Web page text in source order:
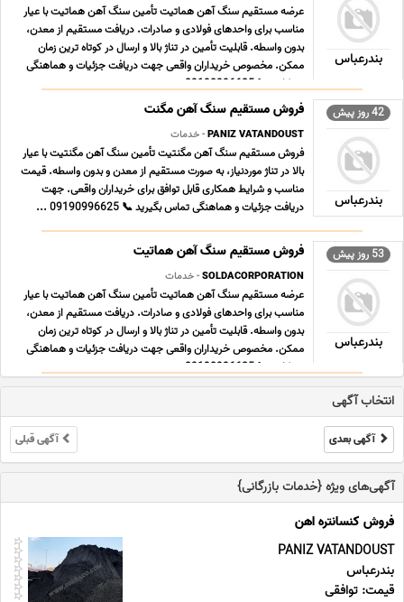
بندرعباس
عرضه مستقیم سنگ آهن هماتیت تأمین سنگ آهن هماتیت با عیار
مناسب برای واحدهای فولادی و صادرات. دریافت مستقیم از معدن،
بدون واسطه. قابلیت تأمین در تناژ بالا و ارسال در کوتاه ترین زمان
ممکن. مخصوص خریداران واقعی جهت دریافت جزئیات و هماهنگی
همکاری 📞 09190996625 ...
42 روز پیش
بندرعباس
فروش مستقیم سنگ آهن مگنت
PANIZ VATANDOUST- خدمات
فروش مستقیم سنگ آهن مگنتیت تأمین سنگ آهن مگنتیت با عیار
بالا در تناژ موردنیاز، به صورت مستقیم از معدن و بدون واسطه. قیمت
مناسب و شرایط همکاری قابل توافق برای خریداران واقعی. جهت
دریافت جزئیات و هماهنگی تماس بگیرید 📞 09190996625 ...
53 روز پیش
بندرعباس
فروش مستقیم سنگ آهن هماتیت
SOLDACORPORATION- خدمات
عرضه مستقیم سنگ آهن هماتیت تأمین سنگ آهن هماتیت با عیار
مناسب برای واحدهای فولادی و صادرات. دریافت مستقیم از معدن،
بدون واسطه. قابلیت تأمین در تناژ بالا و ارسال در کوتاه ترین زمان
ممکن. مخصوص خریداران واقعی جهت دریافت جزئیات و هماهنگی
همکاری 📞 09190996625 ...
انتخاب آگهی
آگهی بعدی آگهی قبلی
آگهی‌های ویژه {خدمات بازرگانی}
فروش کنسانتره اهن
PANIZ VATANDOUST
بندرعباس
قیمت: توافقی